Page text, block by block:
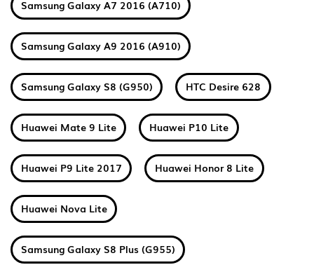
Samsung Galaxy A7 2016 (A710)
Samsung Galaxy A9 2016 (A910)
Samsung Galaxy S8 (G950) HTC Desire 628
Huawei Mate 9 Lite Huawei P10 Lite
Huawei P9 Lite 2017 Huawei Honor 8 Lite
Huawei Nova Lite
Samsung Galaxy S8 Plus (G955)